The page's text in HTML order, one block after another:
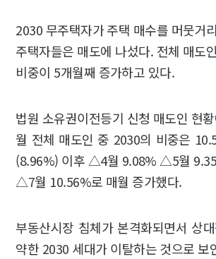
2030 무주택자가 주택 매수를 머뭇거
주택자들은 매도에 나섰다. 전체 매도
비중이 5개월째 증가하고 있다.
법원 소유권이전등기 신청 매도인 현
월 전체 매도인 중 2030의 비중은
(8.96%) 이후 △4월 9.08% △5월
△7월 10.56%로 매월 증가했다.
부동산시장 침체가 본격화되면서 상
약한 2030 세대가 이탈하는 것으로 보